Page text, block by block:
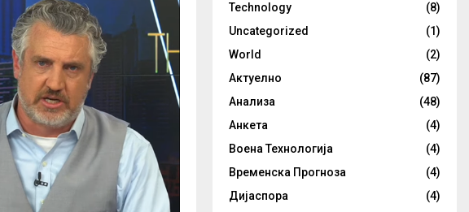
Technology
(8)
Uncategorized
(1)
World
(2)
Актуелно
(87)
Анализа
(48)
Анкета
(4)
Воена Технологија
(4)
Временска Прогноза
(4)
Дијаспора
(4)